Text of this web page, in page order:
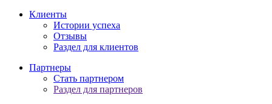
Клиенты
Истории успеха
Отзывы
Раздел для клиентов
Партнеры
Стать партнером
Раздел для партнеров